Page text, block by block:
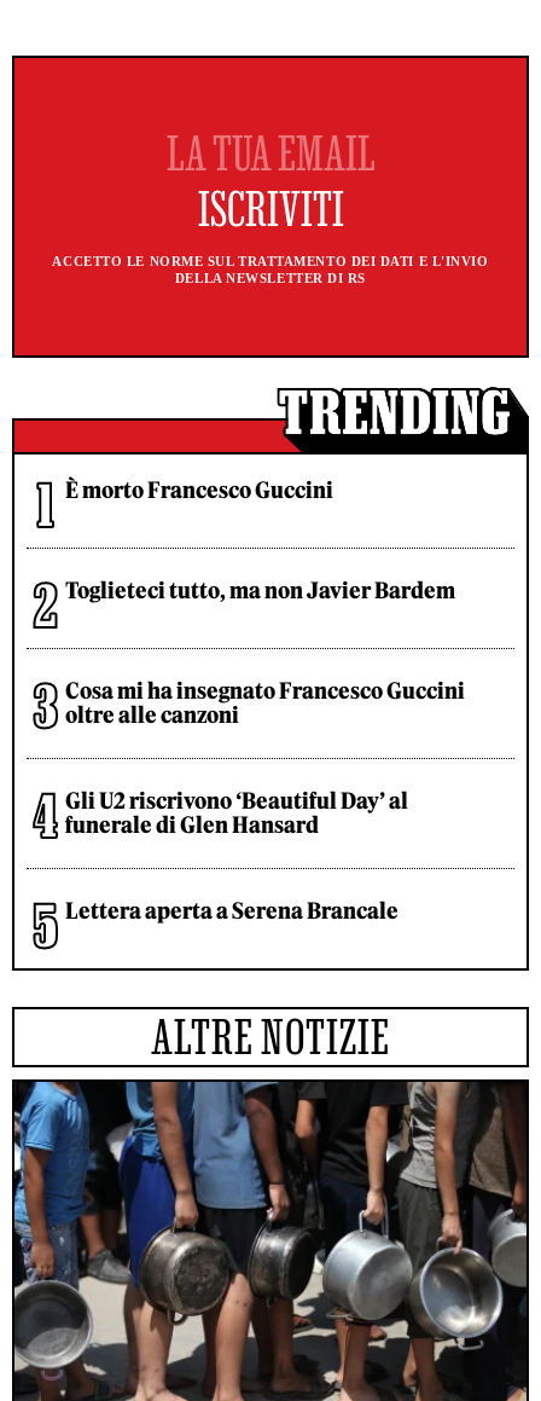
ACCETTO LE NORME SUL TRATTAMENTO DEI DATI E L'INVIO
DELLA NEWSLETTER DI RS
È morto Francesco Guccini
Toglieteci tutto, ma non Javier Bardem
Cosa mi ha insegnato Francesco Guccini
oltre alle canzoni
Gli U2 riscrivono ‘Beautiful Day’ al
funerale di Glen Hansard
Lettera aperta a Serena Brancale
ALTRE NOTIZIE